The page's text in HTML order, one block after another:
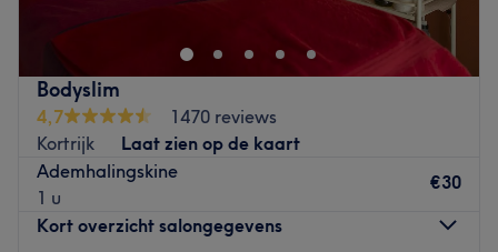
Bodyslim
4,7
1470 reviews
Kortrijk
Laat zien op de kaart
Ademhalingskine
1 u
€30
Kort overzicht salongegevens